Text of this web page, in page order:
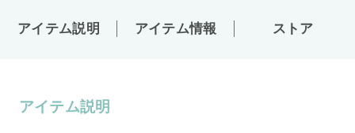
アイテム説明 アイテム情報 ストア
アイテム説明